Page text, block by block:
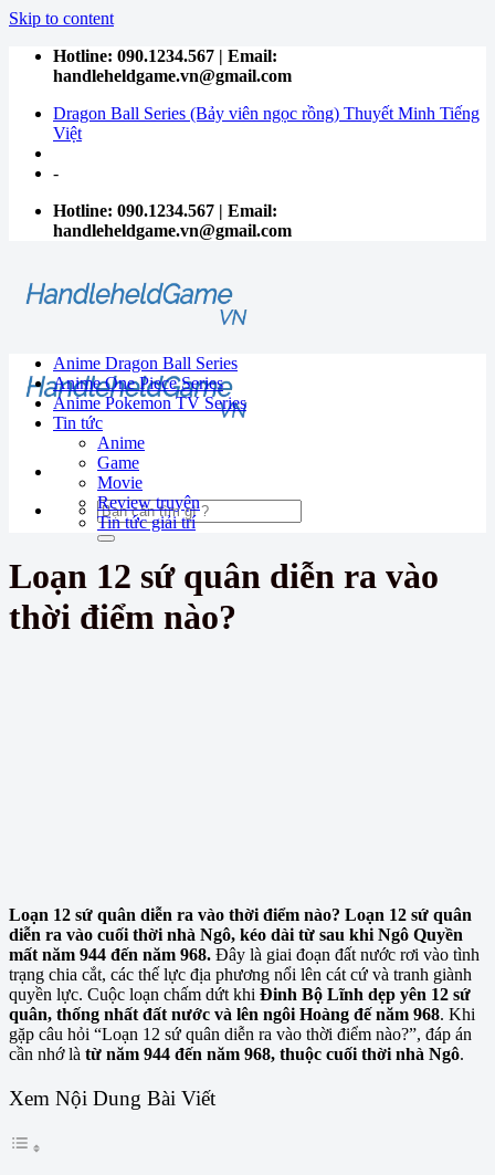
Skip to content
Hotline: 090.1234.567 | Email:
handleheldgame.vn@gmail.com
Dragon Ball Series (Bảy viên ngọc rồng) Thuyết Minh Tiếng
Việt
-
Hotline: 090.1234.567 | Email:
handleheldgame.vn@gmail.com
Anime Dragon Ball Series
Anime One Piece Series
Anime Pokemon TV Series
Tin tức
Anime
Game
Movie
Review truyện
Tin tức giải trí
Loạn 12 sứ quân diễn ra vào
thời điểm nào?
Loạn 12 sứ quân diễn ra vào thời điểm nào? Loạn 12 sứ quân
diễn ra vào cuối thời nhà Ngô, kéo dài từ sau khi Ngô Quyền
mất năm 944 đến năm 968. Đây là giai đoạn đất nước rơi vào tình
trạng chia cắt, các thế lực địa phương nổi lên cát cứ và tranh giành
quyền lực. Cuộc loạn chấm dứt khi Đinh Bộ Lĩnh dẹp yên 12 sứ
quân, thống nhất đất nước và lên ngôi Hoàng đế năm 968. Khi
gặp câu hỏi “Loạn 12 sứ quân diễn ra vào thời điểm nào?”, đáp án
cần nhớ là từ năm 944 đến năm 968, thuộc cuối thời nhà Ngô.
Xem Nội Dung Bài Viết